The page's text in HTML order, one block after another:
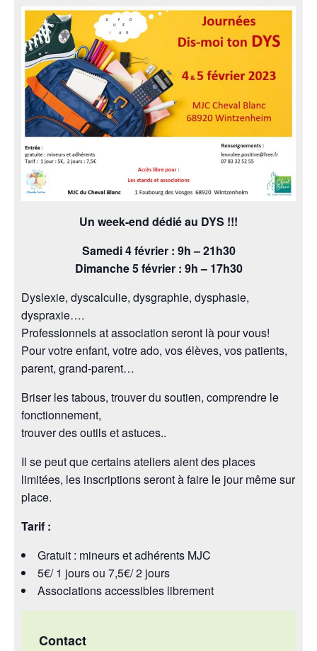
Un week-end dédié au DYS !!!
Samedi 4 février : 9h – 21h30
Dimanche 5 février : 9h – 17h30
Dyslexie, dyscalculie, dysgraphie, dysphasie,
dyspraxie….
Professionnels at association seront là pour vous!
Pour votre enfant, votre ado, vos élèves, vos patients,
parent, grand-parent…
Briser les tabous, trouver du soutien, comprendre le
fonctionnement,
trouver des outils et astuces..
Il se peut que certains ateliers aient des places
limitées, les inscriptions seront à faire le jour même sur
place.
Tarif :
Gratuit : mineurs et adhérents MJC
5€/ 1 jours ou 7,5€/ 2 jours
Associations accessibles librement
Contact